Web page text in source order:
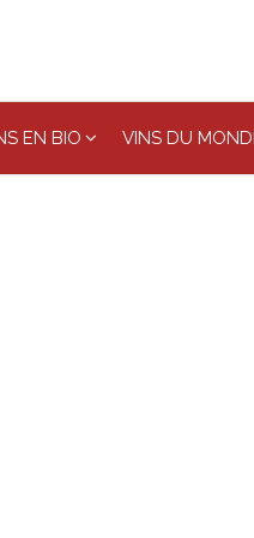
EN BIO VINS DU